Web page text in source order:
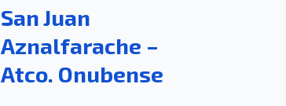
San Juan
Aznalfarache –
Atco. Onubense